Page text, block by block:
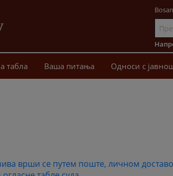
садржај
табла Ваша питања Односи с
врши се путем поште, личном